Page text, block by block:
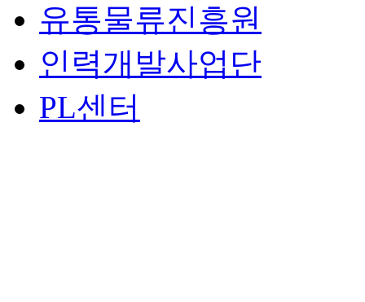
유통물류진흥원
인력개발사업단
PL센터